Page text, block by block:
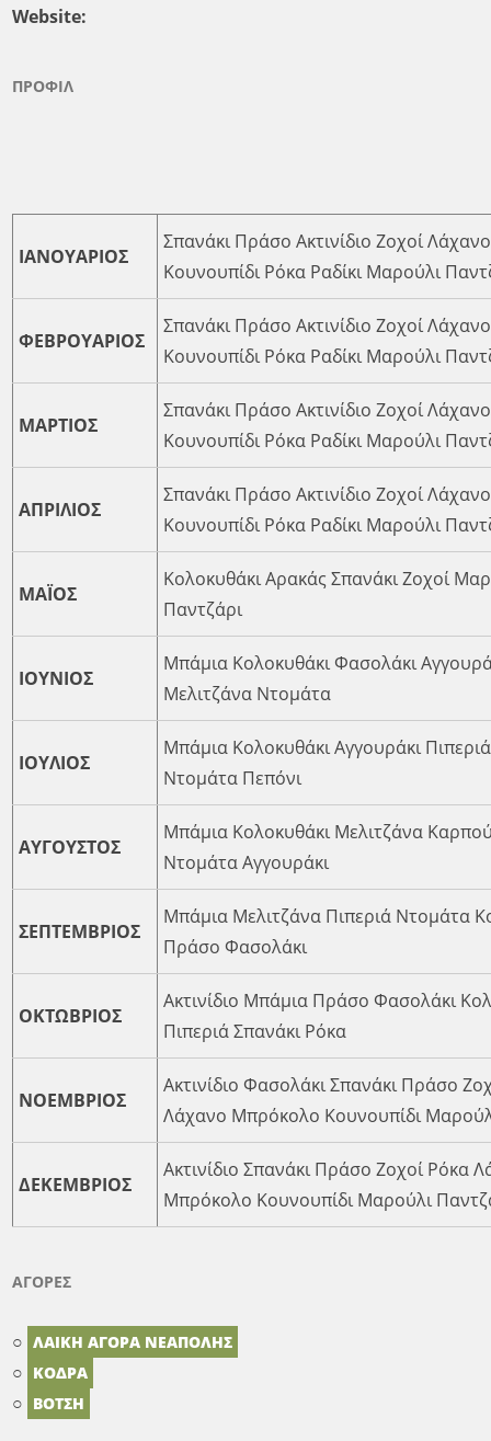
Website:
ΠΡΟΦΙΛ
ΙΑΝΟΥΑΡΙΟΣ
Σπανάκι Πράσο Ακτινίδιο Ζοχοί
Κουνουπίδι Ρόκα Ραδίκι Μαρούλι
ΦΕΒΡΟΥΑΡΙΟΣ
Σπανάκι Πράσο Ακτινίδιο Ζοχοί
Κουνουπίδι Ρόκα Ραδίκι Μαρούλι
ΜΑΡΤΙΟΣ
Σπανάκι Πράσο Ακτινίδιο Ζοχοί
Κουνουπίδι Ρόκα Ραδίκι Μαρούλι
ΑΠΡΙΛΙΟΣ
Σπανάκι Πράσο Ακτινίδιο Ζοχοί
Κουνουπίδι Ρόκα Ραδίκι Μαρούλι
ΜΑΪΟΣ
Κολοκυθάκι Αρακάς Σπανάκι Ζοχοί
Παντζάρι
ΙΟΥΝΙΟΣ
Μπάμια Κολοκυθάκι Φασολάκι
Μελιτζάνα Ντομάτα
ΙΟΥΛΙΟΣ
Μπάμια Κολοκυθάκι Αγγουράκι
Ντομάτα Πεπόνι
ΑΥΓΟΥΣΤΟΣ
Μπάμια Κολοκυθάκι Μελιτζάνα
Ντομάτα Αγγουράκι
ΣΕΠΤΕΜΒΡΙΟΣ
Μπάμια Μελιτζάνα Πιπεριά Ντομάτα
Πράσο Φασολάκι
ΟΚΤΩΒΡΙΟΣ
Ακτινίδιο Μπάμια Πράσο Φασολάκι
Πιπεριά Σπανάκι Ρόκα
ΝΟΕΜΒΡΙΟΣ
Ακτινίδιο Φασολάκι Σπανάκι Πράσο
Λάχανο Μπρόκολο Κουνουπίδι
ΔΕΚΕΜΒΡΙΟΣ
Ακτινίδιο Σπανάκι Πράσο Ζοχοί Ρόκα
Μπρόκολο Κουνουπίδι Μαρούλι
ΑΓΟΡΕΣ
○ ΛΑΙΚΗ ΑΓΟΡΑ ΝΕΑΠΟΛΗΣ
○ ΚΟΔΡΑ
○ ΒΟΤΣΗ